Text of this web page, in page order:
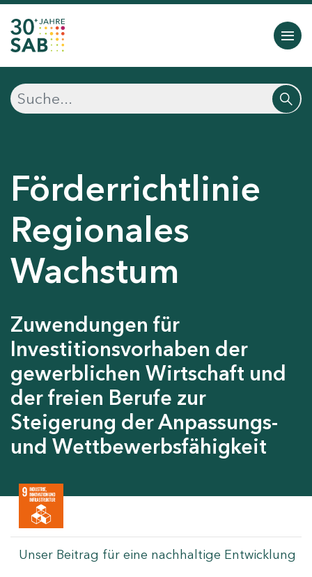
Förderrichtlinie
Regionales
Wachstum
Zuwendungen für
Investitionsvorhaben der
gewerblichen Wirtschaft und
der freien Berufe zur
Steigerung der Anpassungs-
und Wettbewerbsfähigkeit
Unser Beitrag für eine nachhaltige Entwicklung